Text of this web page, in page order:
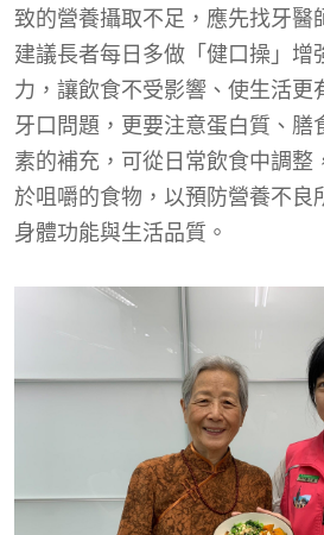
致的營養攝取不足，應先找牙醫
建議長者每日多做「健口操」增
力，讓飲食不受影響、使生活更
牙口問題，更要注意蛋白質、膳
素的補充，可從日常飲食中調整
於咀嚼的食物，以預防營養不良
身體功能與生活品質。